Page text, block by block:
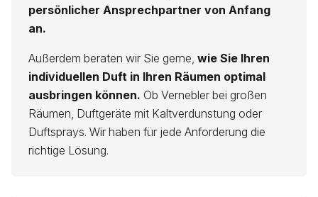
persönlicher Ansprechpartner von Anfang
an.
Außerdem beraten wir Sie gerne, wie Sie Ihren
individuellen Duft in Ihren Räumen optimal
ausbringen können. Ob Vernebler bei großen
Räumen, Duftgeräte mit Kaltverdunstung oder
Duftsprays. Wir haben für jede Anforderung die
richtige Lösung.